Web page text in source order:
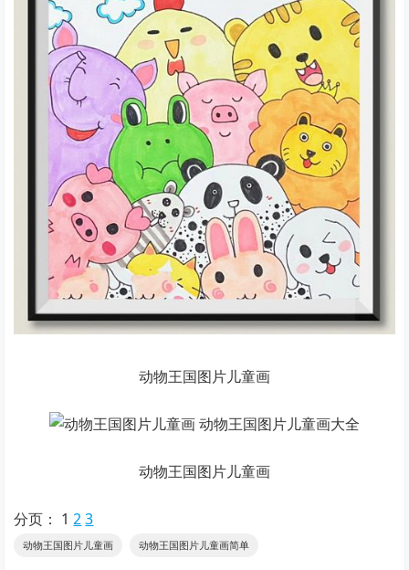
动物王国图片儿童画
动物王国图片儿童画
分页： 1 2 3
动物王国图片儿童画 动物王国图片儿童画简单